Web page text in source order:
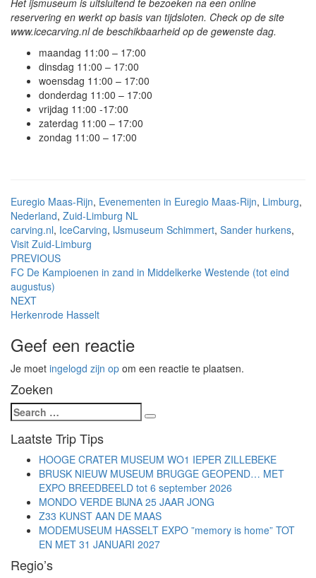
Het ijsmuseum is uitsluitend te bezoeken na een online
reservering en werkt op basis van tijdsloten. Check op de site
www.icecarving.nl de beschikbaarheid op de gewenste dag.
maandag 11:00 – 17:00
dinsdag 11:00 – 17:00
woensdag 11:00 – 17:00
donderdag 11:00 – 17:00
vrijdag 11:00 -17:00
zaterdag 11:00 – 17:00
zondag 11:00 – 17:00
Euregio Maas-Rijn, Evenementen in Euregio Maas-Rijn, Limburg,
Nederland, Zuid-Limburg NL
carving.nl, IceCarving, IJsmuseum Schimmert, Sander hurkens,
Visit Zuid-Limburg
Post
navigation
PREVIOUS
FC De Kampioenen in zand in Middelkerke Westende (tot eind
augustus)
NEXT
Herkenrode Hasselt
Geef een reactie
Je moet ingelogd zijn op om een reactie te plaatsen.
Zoeken
Search
for:
Search
Laatste Trip Tips
HOOGE CRATER MUSEUM WO1 IEPER ZILLEBEKE
BRUSK NIEUW MUSEUM BRUGGE GEOPEND… MET
EXPO BREEDBEELD tot 6 september 2026
MONDO VERDE BIJNA 25 JAAR JONG
Z33 KUNST AAN DE MAAS
MODEMUSEUM HASSELT EXPO ”memory is home” TOT
EN MET 31 JANUARI 2027
Regio’s